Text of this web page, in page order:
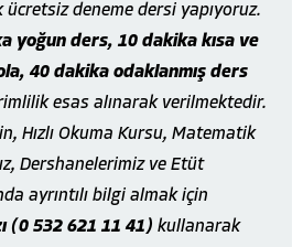
ücretsiz deneme dersi yapıyoruz.
yoğun ders, 10 dakika kısa ve
40 dakika odaklanmış ders
esas alınarak verilmektedir.
Hızlı Okuma Kursu, Matematik
Dershanelerimiz ve Etüt
ayrıntılı bilgi almak için
(0 532 621 11 41) kullanarak